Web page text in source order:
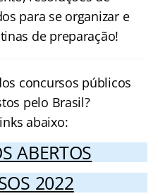
para se organizar e
de preparação!
concursos públicos
pelo Brasil?
abaixo:
ABERTOS
2022